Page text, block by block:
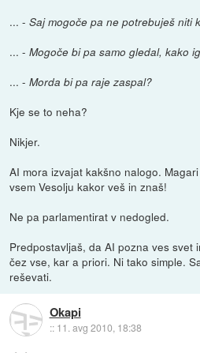
... -Saj mogoče pa ne potrebuješ niti
... -Mogoče bi pa samo gledal, kako
... -Morda bi pa raje zaspal?
Kje se to neha?
Nikjer.
AI mora izvajat kakšno nalogo.
vsem Vesolju kakor veš in znaš!
Ne pa parlamentirat v nedogled.
Predpostavljaš, da AI pozna ves svet
čez vse, kar a priori. Ni tako simple.
reševati.
Okapi
:: 11. avg 2010, 18:38